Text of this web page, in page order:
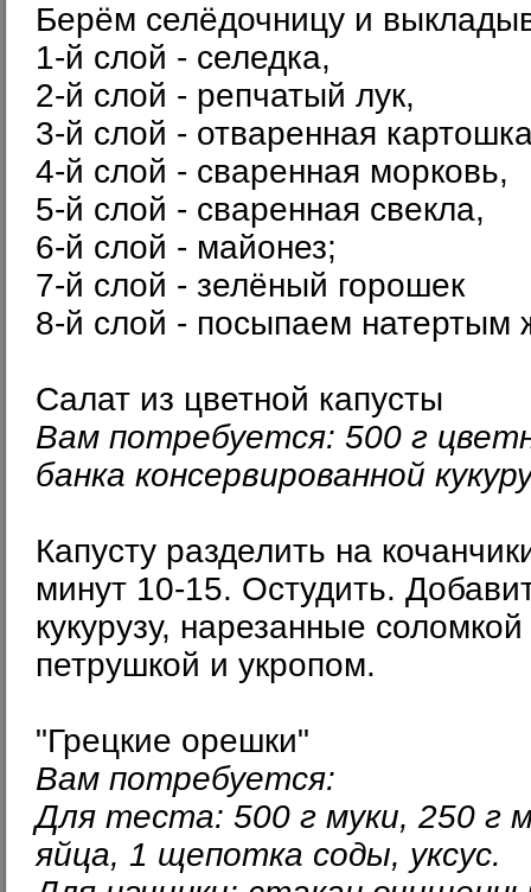
Берём селёдочницу и
1-й слой - селедка,
2-й слой - репчатый лук,
3-й слой - отваренная
4-й слой - сваренная морковь,
5-й слой - сваренная свекла,
6-й слой - майонез;
7-й слой - зелёный горошек
8-й слой - посыпаем натертым
Салат из цветной капусты
Вам потребуется: 500 г
банка консервированной
Капусту разделить на
минут 10-15. Остудить.
кукурузу, нарезанные
петрушкой и укропом.
"Грецкие орешки"
Вам потребуется:
Для теста: 500 г муки, 250 г
яйца, 1 щепотка соды, уксус.